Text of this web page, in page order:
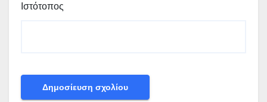
Ιστότοπος